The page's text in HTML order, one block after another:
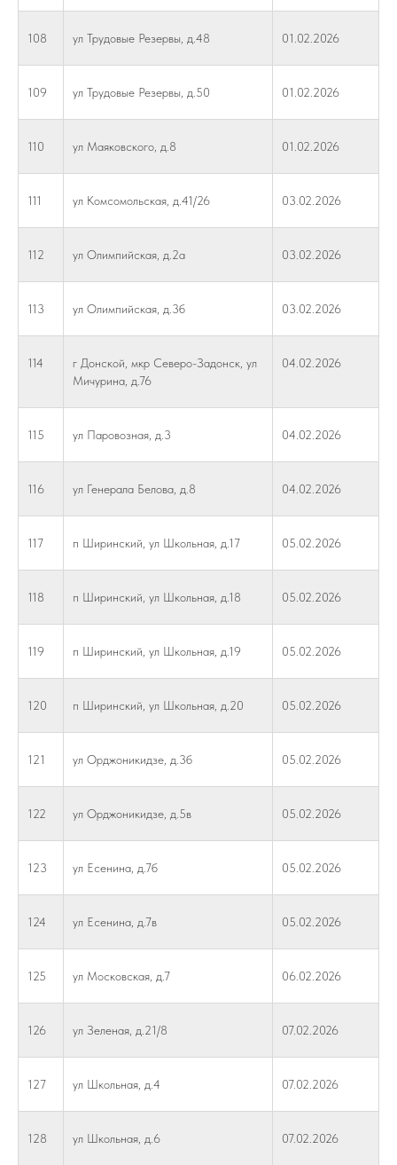
108 ул Трудовые Резервы, д.48 01.02.2026
109 ул Трудовые Резервы, д.50 01.02.2026
110 ул Маяковского, д.8 01.02.2026
111 ул Комсомольская, д.41/26 03.02.2026
112 ул Олимпийская, д.2а 03.02.2026
113 ул Олимпийская, д.3б 03.02.2026
114
г Донской, мкр Северо-Задонск, ул
Мичурина, д.76
04.02.2026
115 ул Паровозная, д.3 04.02.2026
116 ул Генерала Белова, д.8 04.02.2026
117 п Ширинский, ул Школьная, д.17 05.02.2026
118 п Ширинский, ул Школьная, д.18 05.02.2026
119 п Ширинский, ул Школьная, д.19 05.02.2026
120 п Ширинский, ул Школьная, д.20 05.02.2026
121 ул Орджоникидзе, д.3б 05.02.2026
122 ул Орджоникидзе, д.5в 05.02.2026
123 ул Есенина, д.7б 05.02.2026
124 ул Есенина, д.7в 05.02.2026
125 ул Московская, д.7 06.02.2026
126 ул Зеленая, д.21/8 07.02.2026
127 ул Школьная, д.4 07.02.2026
128 ул Школьная, д.6 07.02.2026